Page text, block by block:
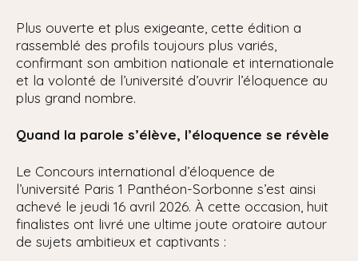
Plus ouverte et plus exigeante, cette édition a
rassemblé des profils toujours plus variés,
confirmant son ambition nationale et internationale
et la volonté de l’université d’ouvrir l’éloquence au
plus grand nombre.
Quand la parole s’élève, l’éloquence se révèle
Le Concours international d’éloquence de
l’université Paris 1 Panthéon-Sorbonne s’est ainsi
achevé le jeudi 16 avril 2026. À cette occasion, huit
finalistes ont livré une ultime joute oratoire autour
de sujets ambitieux et captivants :